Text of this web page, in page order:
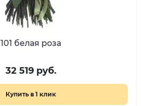
101 белая роза
32 519 руб.
Купить в 1 клик